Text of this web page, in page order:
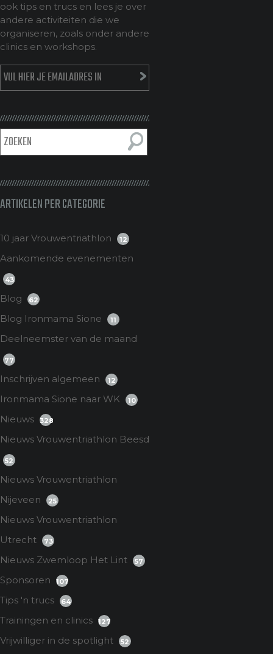
ook tips en trucs en lees je over
andere activiteiten die we
organiseren, zoals onder andere
clinics en workshops.
ARTIKELEN PER CATEGORIE
10 jaar Vrouwentriathlon 12
Aankomende evenementen
43
Blog 62
Blog Ironmama Sione 11
Deelneemster van de maand
77
Inschrijven algemeen 12
Ironmama Sione naar WK 10
Nieuws 328
Nieuws Vrouwentriathlon Beesd
52
Nieuws Vrouwentriathlon
Nijeveen
25
Nieuws Vrouwentriathlon
Utrecht
73
Nieuws Zwemloop Het Lint 57
Sponsoren 107
Tips 'n trucs 64
Trainingen en clinics 127
Vrijwilliger in de spotlight 52